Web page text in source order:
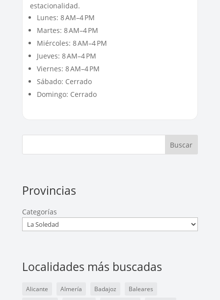
estacionalidad.
Lunes: 8 AM–4 PM
Martes: 8 AM–4 PM
Miércoles: 8 AM–4 PM
Jueves: 8 AM–4 PM
Viernes: 8 AM–4 PM
Sábado: Cerrado
Domingo: Cerrado
Buscar
Provincias
Categorías
Localidades más buscadas
Alicante Almería Badajoz
Baleares